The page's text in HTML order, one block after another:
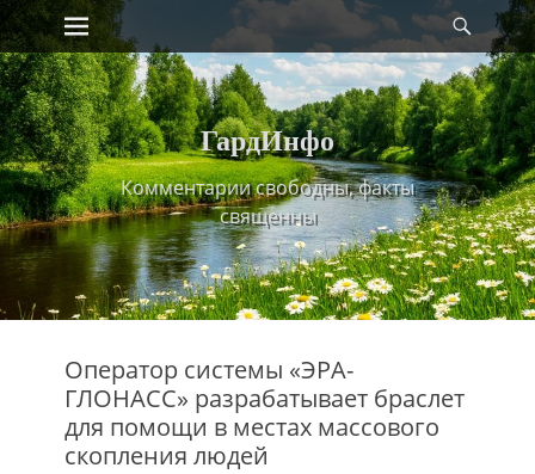
Skip
to
content
Primary Menu
ГардИнфо
Комментарии свободны, факты
священны
Оператор системы «ЭРА-
ГЛОНАСС» разрабатывает браслет
для помощи в местах массового
скопления людей